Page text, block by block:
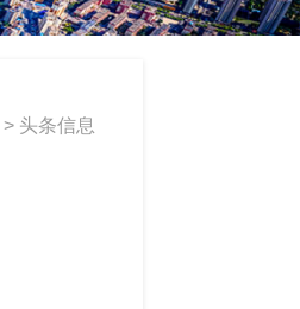
> 头条信息